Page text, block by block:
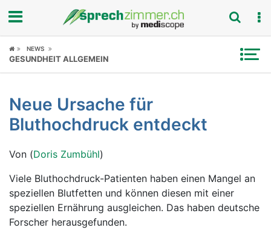
Fokus
Symptome
Ratgeber
Rubriken
NEWS
GESUNDHEIT ALLGEMEIN
Neue Ursache für
Bluthochdruck entdeckt
Von (Doris Zumbühl)
Viele Bluthochdruck-Patienten haben einen Mangel an
speziellen Blutfetten und können diesen mit einer
speziellen Ernährung ausgleichen. Das haben deutsche
Forscher herausgefunden.